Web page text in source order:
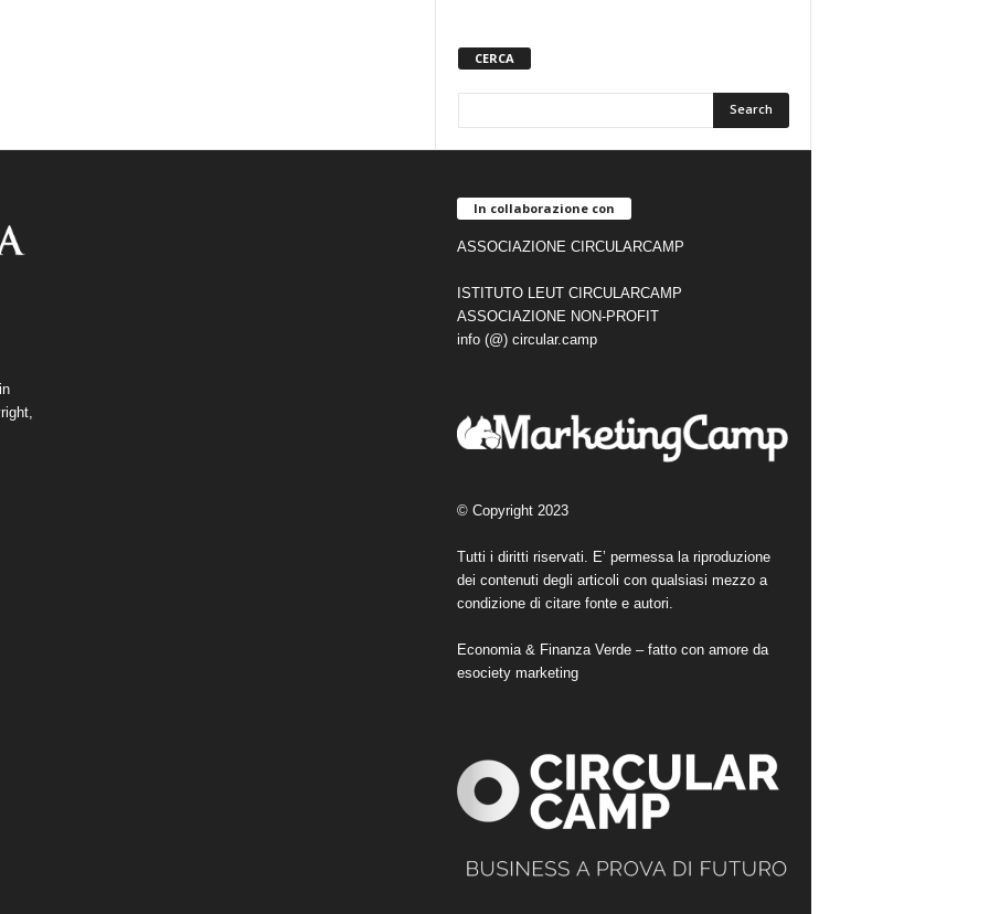
CERCA
In collaborazione con
ASSOCIAZIONE CIRCULARCAMP
ISTITUTO LEUT CIRCULARCAMP
ASSOCIAZIONE NON-PROFIT
info (@) circular.camp
© Copyright 2023
Tutti i diritti riservati. E’ permessa la riproduzione
dei contenuti degli articoli con qualsiasi mezzo a
condizione di citare fonte e autori.
Economia & Finanza Verde – fatto con amore da
esociety marketing